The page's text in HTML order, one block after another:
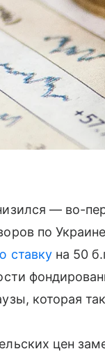
— во-
по
ставкуна 50
которая
цен